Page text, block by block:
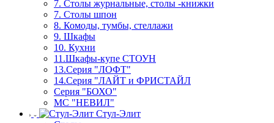
7. Столы журнальные, столы -книжки
7. Столы шпон
8. Комоды, тумбы, стеллажи
9. Шкафы
10. Кухни
11.Шкафы-купе СТОУН
13.Серия "ЛОФТ"
14.Серия "ЛАЙТ и ФРИСТАЙЛ
Серия "БОХО"
МС "НЕВИЛ"
Стул-Элит